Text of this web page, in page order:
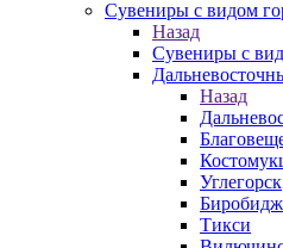
Сувениры с видом
Назад
Сувениры с
Назад
Углегорск
Тикси